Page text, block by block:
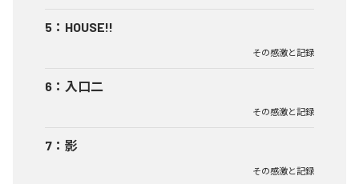
5 ： HOUSE!!
その感激と記録
6 ： 入口二
その感激と記録
7 ： 影
その感激と記録